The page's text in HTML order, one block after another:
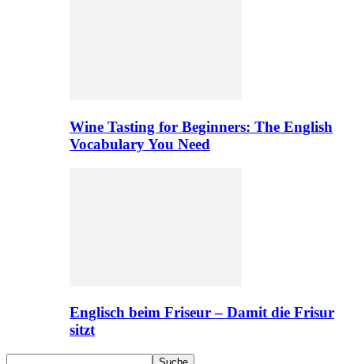
Wine Tasting for Beginners: The English
Vocabulary You Need
Englisch beim Friseur – Damit die Frisur
sitzt